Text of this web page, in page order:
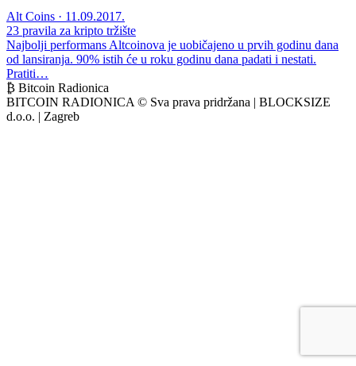
Alt Coins · 11.09.2017.
23 pravila za kripto tržište
Najbolji performans Altcoinova je uobičajeno u prvih godinu dana
od lansiranja. 90% istih će u roku godinu dana padati i nestati.
Pratiti…
₿ Bitcoin Radionica
BITCOIN RADIONICA © Sva prava pridržana | BLOCKSIZE
d.o.o. | Zagreb